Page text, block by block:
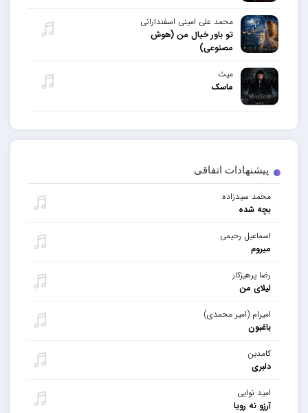
پیشنهادات اتفاقی
محمد سیدزاده
بچه شده
اسماعیل رحیمی
میروم
رضا پرهیزکار
لیلای من
امیرام (امیر محمدی)
باغبون
کامدین
دلبری
امید نوایی
آرزو نه رویا
محمد علی امینی اسفندارانی
تو باور خیال من (هوش
مصنوعی)
میث
ماسک